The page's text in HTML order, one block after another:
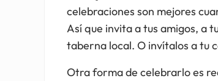
celebraciones son mejores
Así que invita a tus amigos, a
taberna local. O invítalos a tu
Otra forma de celebrarlo es